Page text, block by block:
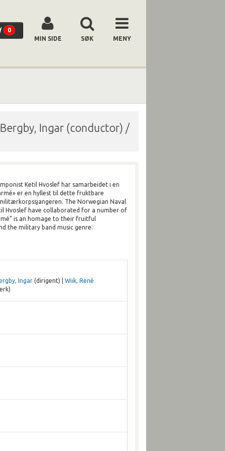
0
MIN SIDE
SØK MENY
Ingar (conductor) /
Ketil Hvoslef har samarbeidet i en
er en hyllest til dette fruktbare
The Norwegian Naval
Hvoslef have collaborated for a number of
is an homage to their fruitful
the military band music genre.
Ingar(dirigent) | Wiik, René